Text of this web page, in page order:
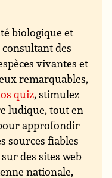
biologique et
des
vivantes et
remarquables,
quiz, stimulez
ludique, tout en
approfondir
sources fiables
des sites web
nationale,